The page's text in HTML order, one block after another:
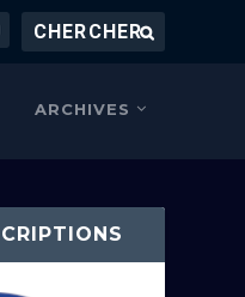
ARCHIVES